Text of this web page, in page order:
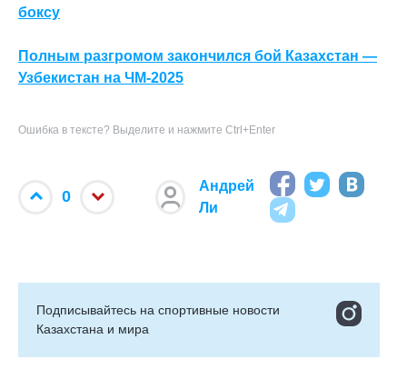
боксу
Полным разгромом закончился бой Казахстан —
Узбекистан на ЧМ-2025
Ошибка в тексте? Выделите и нажмите Ctrl+Enter
0
Андрей
Ли
Подписывайтесь на cпортивные новости
Казахстана и мира